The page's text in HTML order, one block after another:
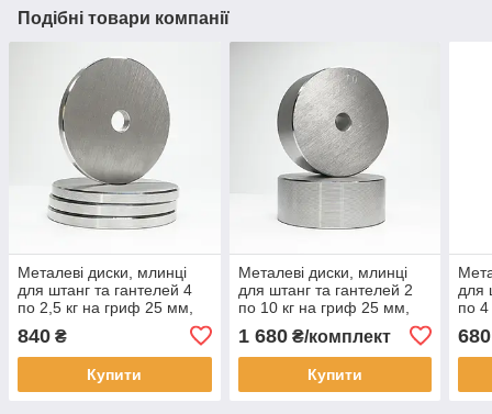
Подібні товари компанії
Металеві диски, млинці
для штанг та гантелей 4
по 2,5 кг на гриф 25 мм,
840 ₴
Купити
Металеві диски, млинці
для штанг та гантелей 2
по 10 кг на гриф 25 мм,
1 680₴/комплект
Купити
для
по
680